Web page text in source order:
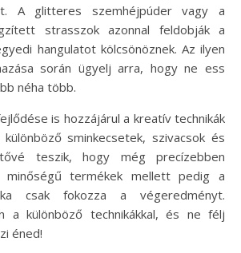
A glitteres szemhéjpúder vagy a
strasszok azonnal feldobják a
hangulatot kölcsönöznek. Az ilyen
során ügyelj arra, hogy ne ess
néha több.
is hozzájárul a kreatív technikák
sminkecsetek, szivacsok és
teszik, hogy még precízebben
minőségű termékek mellett pedig a
csak fokozza a végeredményt.
a különböző technikákkal, és ne félj
éned!